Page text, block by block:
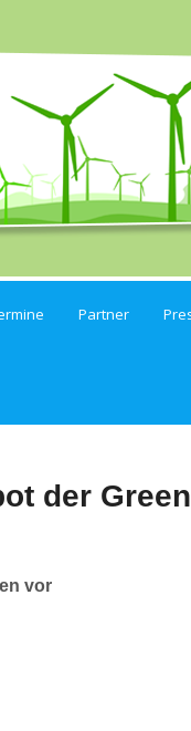
Partner
der
vor